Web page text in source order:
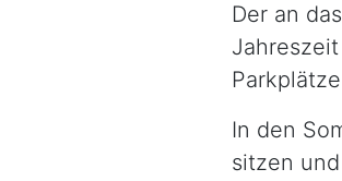
Der an
In den
sitzen